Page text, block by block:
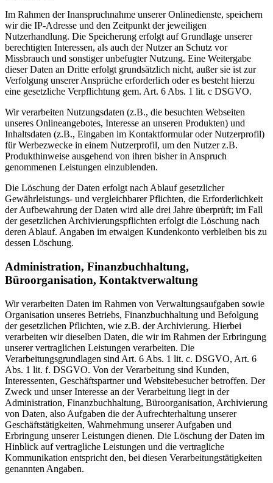
Im Rahmen der Inanspruchnahme unserer Onlinedienste, speichern
wir die IP-Adresse und den Zeitpunkt der jeweiligen
Nutzerhandlung. Die Speicherung erfolgt auf Grundlage unserer
berechtigten Interessen, als auch der Nutzer an Schutz vor
Missbrauch und sonstiger unbefugter Nutzung. Eine Weitergabe
dieser Daten an Dritte erfolgt grundsätzlich nicht, außer sie ist zur
Verfolgung unserer Ansprüche erforderlich oder es besteht hierzu
eine gesetzliche Verpflichtung gem. Art. 6 Abs. 1 lit. c DSGVO.
Wir verarbeiten Nutzungsdaten (z.B., die besuchten Webseiten
unseres Onlineangebotes, Interesse an unseren Produkten) und
Inhaltsdaten (z.B., Eingaben im Kontaktformular oder Nutzerprofil)
für Werbezwecke in einem Nutzerprofil, um den Nutzer z.B.
Produkthinweise ausgehend von ihren bisher in Anspruch
genommenen Leistungen einzublenden.
Die Löschung der Daten erfolgt nach Ablauf gesetzlicher
Gewährleistungs- und vergleichbarer Pflichten, die Erforderlichkeit
der Aufbewahrung der Daten wird alle drei Jahre überprüft; im Fall
der gesetzlichen Archivierungspflichten erfolgt die Löschung nach
deren Ablauf. Angaben im etwaigen Kundenkonto verbleiben bis zu
dessen Löschung.
Administration, Finanzbuchhaltung,
Büroorganisation, Kontaktverwaltung
Wir verarbeiten Daten im Rahmen von Verwaltungsaufgaben sowie
Organisation unseres Betriebs, Finanzbuchhaltung und Befolgung
der gesetzlichen Pflichten, wie z.B. der Archivierung. Hierbei
verarbeiten wir dieselben Daten, die wir im Rahmen der Erbringung
unserer vertraglichen Leistungen verarbeiten. Die
Verarbeitungsgrundlagen sind Art. 6 Abs. 1 lit. c. DSGVO, Art. 6
Abs. 1 lit. f. DSGVO. Von der Verarbeitung sind Kunden,
Interessenten, Geschäftspartner und Websitebesucher betroffen. Der
Zweck und unser Interesse an der Verarbeitung liegt in der
Administration, Finanzbuchhaltung, Büroorganisation, Archivierung
von Daten, also Aufgaben die der Aufrechterhaltung unserer
Geschäftstätigkeiten, Wahrnehmung unserer Aufgaben und
Erbringung unserer Leistungen dienen. Die Löschung der Daten im
Hinblick auf vertragliche Leistungen und die vertragliche
Kommunikation entspricht den, bei diesen Verarbeitungstätigkeiten
genannten Angaben.